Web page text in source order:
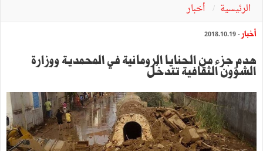
الرئيسية أخبار
أخبار - 2018.10.19
هدم جزء من الحنايا الرومانية في المحمدية ووزارة
الشؤون الثقافية تتدخّل